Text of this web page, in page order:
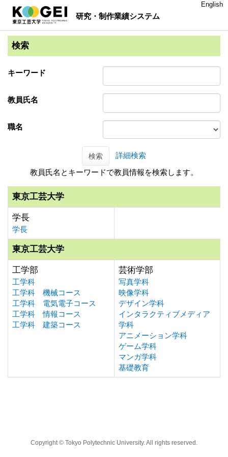
研究・制作業績システム
English
検索
キーワード
教員氏名
職名
検索
詳細検索
教員氏名とキーワードで教員情報を検索します。
東京工芸大学
学長
学長
東京工芸大学
工学部
工学科
工学科 機械コース
工学科 電気電子コース
工学科 情報コース
工学科 建築コース
芸術学部
写真学科
映像学科
デザイン学科
インタラクティブメディア
学科
アニメーション学科
ゲーム学科
マンガ学科
基礎教育
Copyright © Tokyo Polytechnic University. All rights reserved.